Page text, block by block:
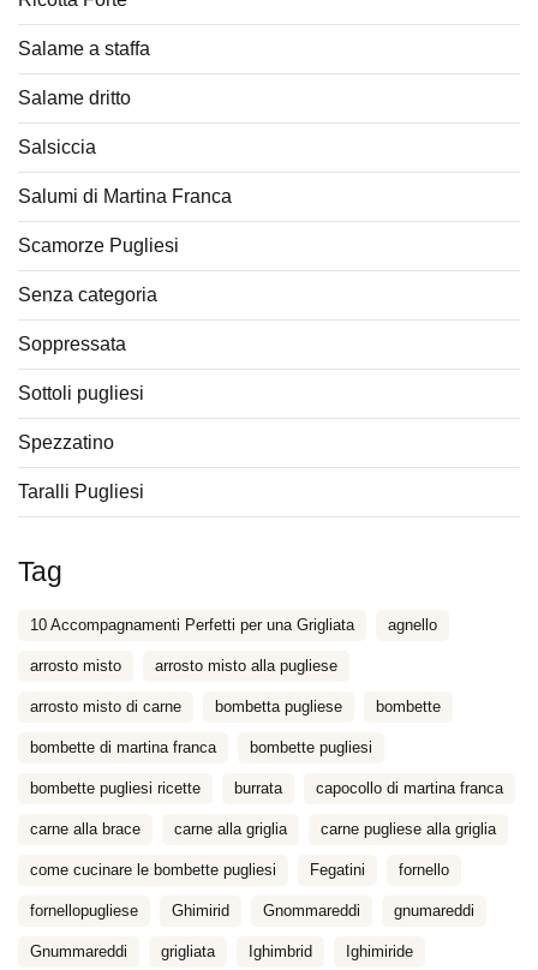
Salame a staffa
Salame dritto
Salsiccia
Salumi di Martina Franca
Scamorze Pugliesi
Senza categoria
Soppressata
Sottoli pugliesi
Spezzatino
Taralli Pugliesi
Tag
10 Accompagnamenti Perfetti per una Grigliata agnello
arrosto misto arrosto misto alla pugliese
arrosto misto di carne bombetta pugliese bombette
bombette di martina franca bombette pugliesi
bombette pugliesi ricette burrata capocollo di martina franca
carne alla brace carne alla griglia carne pugliese alla griglia
come cucinare le bombette pugliesi Fegatini fornello
fornellopugliese Ghimirid Gnommareddi gnumareddi
Gnummareddi grigliata Ighimbrid Ighimiride